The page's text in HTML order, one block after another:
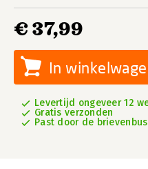
€ 37,99
In
Levertijd ongeveer 12
Gratis verzonden
Past door de brievenbus